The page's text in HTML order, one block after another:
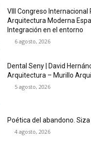
VIII Congreso Internacional
Arquitectura Moderna
Integración en el entorno
6 agosto, 2026
Dental Seny | David
Arquitectura – Murillo
5 agosto, 2026
Poética del abandono.
4 agosto, 2026